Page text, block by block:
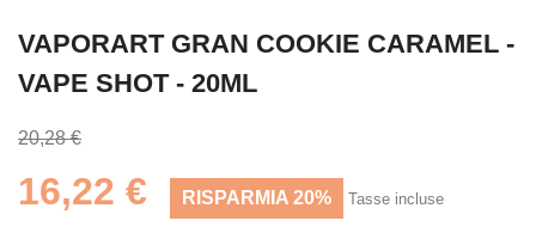
VAPORART GRAN COOKIE CARAMEL -
VAPE SHOT - 20ML
20,28 €
16,22 € RISPARMIA 20% Tasse incluse